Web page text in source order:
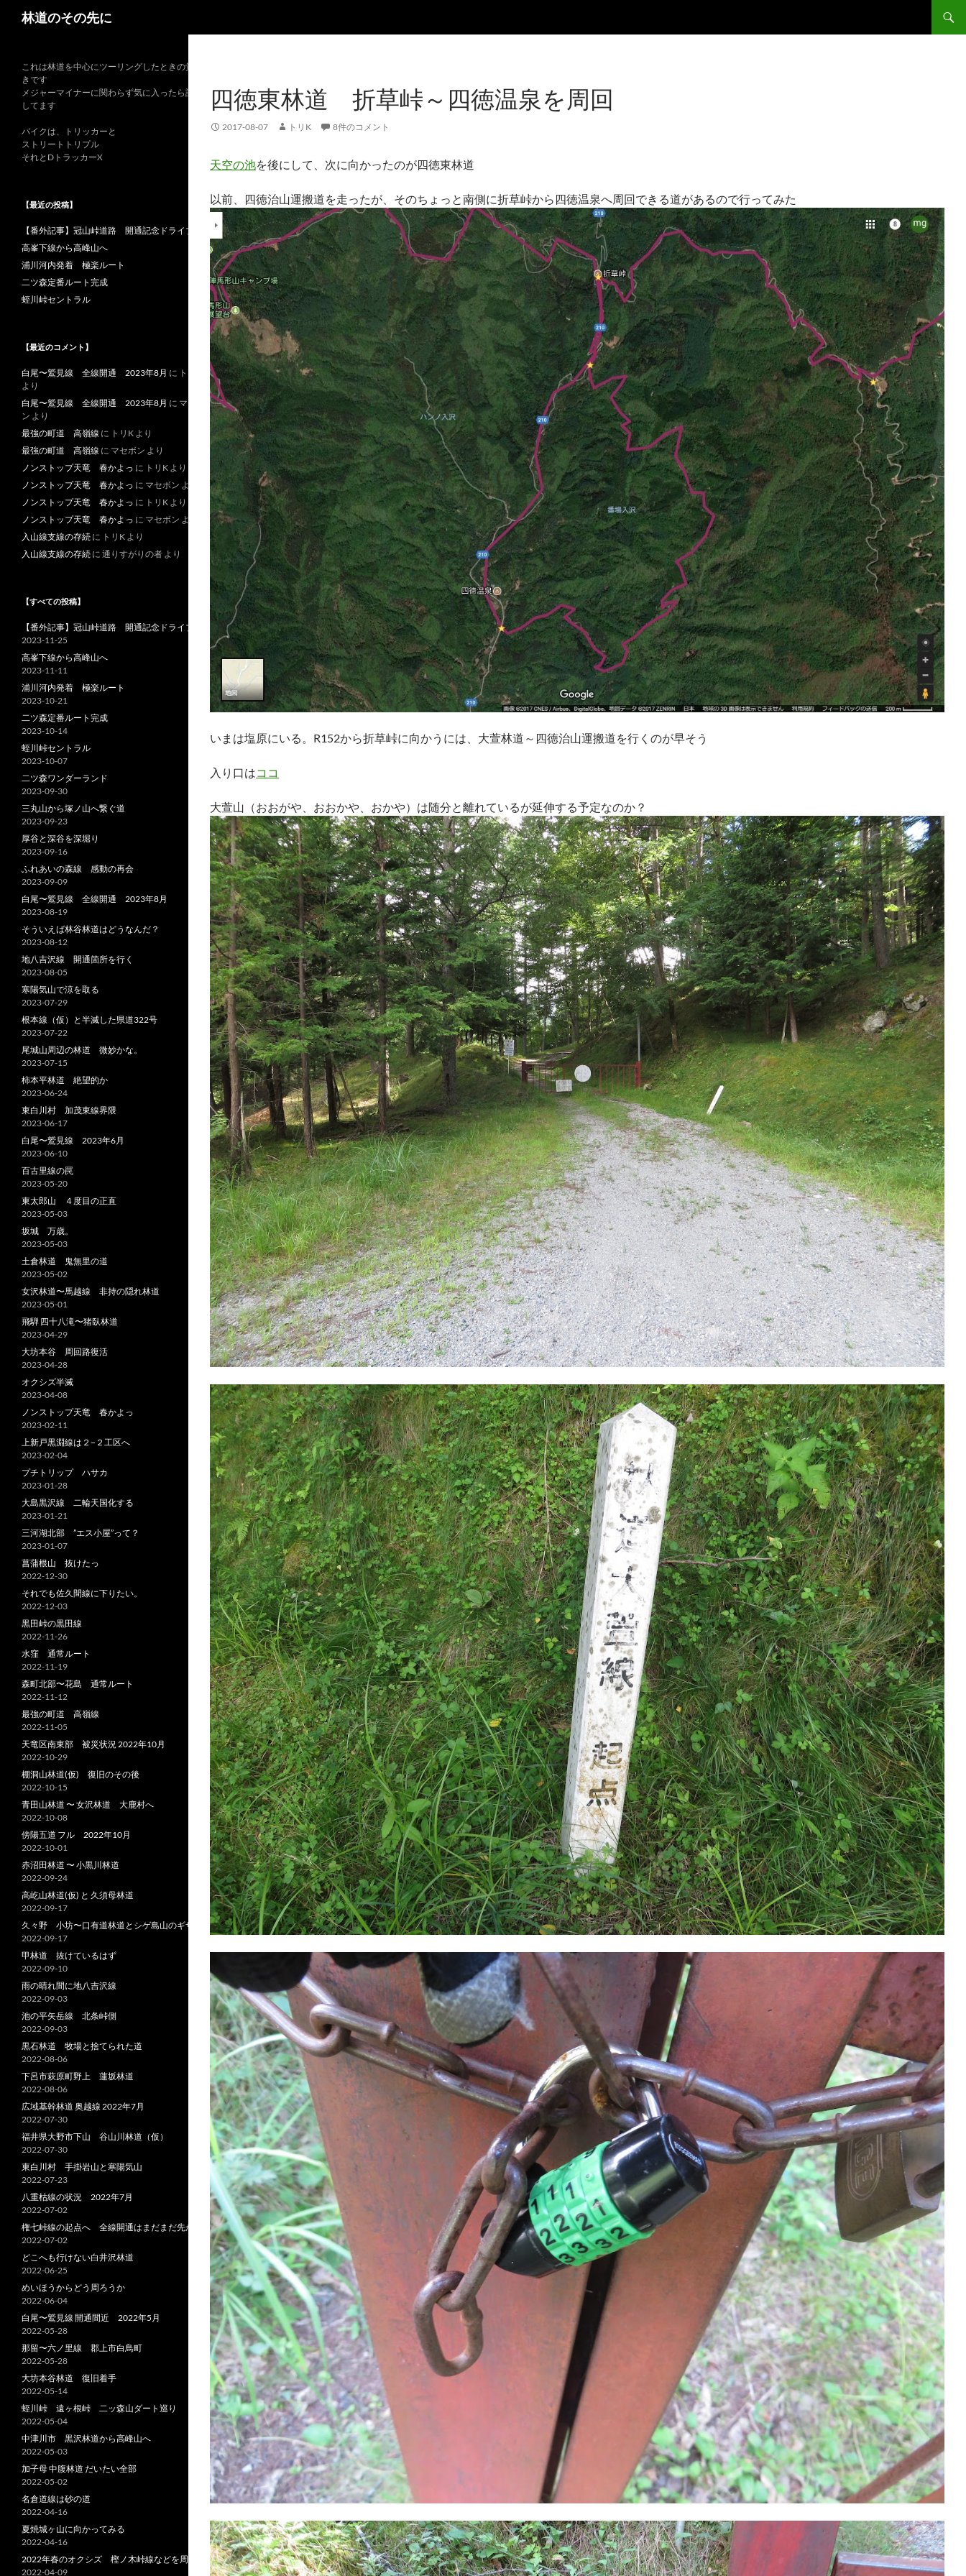
林道のその先に
四徳東林道 折草峠～四徳温泉を周回
2017-08-07 トリK 8件のコメント
天空の池を後にして、次に向かったのが四徳東林道
以前、四徳治山運搬道を走ったが、そのちょっと南側に折草峠から四徳温泉へ周回できる道があるので行ってみた
いまは塩原にいる。R152から折草峠に向かうには、大萱林道～四徳治山運搬道を行くのが早そう
入り口はココ
大萱山（おおがや、おおかや、おかや）は随分と離れているが延伸する予定なのか？
これは林道を中心にツーリングしたときの覚書
きです
メジャーマイナーに関わらず気に入ったら記録
してます
バイクは、トリッカーと
ストリートトリプル
それとDトラッカーX
【最近の投稿】
【番外記事】冠山峠道路 開通記念ドライブ
高峯下線から高峰山へ
浦川河内発着 極楽ルート
二ツ森定番ルート完成
蛭川峠セントラル
【最近のコメント】
白尾〜鷲見線 全線開通 2023年8月 に トリK
より
白尾〜鷲見線 全線開通 2023年8月 に マセボ
ン より
最強の町道 高嶺線 に トリK より
最強の町道 高嶺線 に マセボン より
ノンストップ天竜 春かよっ に トリK より
ノンストップ天竜 春かよっ に マセボン より
ノンストップ天竜 春かよっ に トリK より
ノンストップ天竜 春かよっ に マセボン より
入山線支線の存続 に トリK より
入山線支線の存続 に 通りすがりの者 より
【すべての投稿】
【番外記事】冠山峠道路 開通記念ドライブ
2023-11-25
高峯下線から高峰山へ
2023-11-11
浦川河内発着 極楽ルート
2023-10-21
二ツ森定番ルート完成
2023-10-14
蛭川峠セントラル
2023-10-07
二ツ森ワンダーランド
2023-09-30
三丸山から塚ノ山へ繋ぐ道
2023-09-23
厚谷と深谷を深堀り
2023-09-16
ふれあいの森線 感動の再会
2023-09-09
白尾〜鷲見線 全線開通 2023年8月
2023-08-19
そういえば林谷林道はどうなんだ？
2023-08-12
地八吉沢線 開通箇所を行く
2023-08-05
寒陽気山で涼を取る
2023-07-29
根本線（仮）と半滅した県道322号
2023-07-22
尾城山周辺の林道 微妙かな。
2023-07-15
柿本平林道 絶望的か
2023-06-24
東白川村 加茂東線界隈
2023-06-17
白尾〜鷲見線 2023年6月
2023-06-10
百古里線の罠
2023-05-20
東太郎山 ４度目の正直
2023-05-03
坂城 万歳。
2023-05-03
土倉林道 鬼無里の道
2023-05-02
女沢林道〜馬越線 非持の隠れ林道
2023-05-01
飛騨 四十八滝〜猪臥林道
2023-04-29
大坊本谷 周回路復活
2023-04-28
オクシズ半滅
2023-04-08
ノンストップ天竜 春かよっ
2023-02-11
上新戸黒淵線は２−２工区へ
2023-02-04
プチトリップ ハサカ
2023-01-28
大島黒沢線 二輪天国化する
2023-01-21
三河湖北部 ”エス小屋”って？
2023-01-07
菖蒲根山 抜けたっ
2022-12-30
それでも佐久間線に下りたい。
2022-12-03
黒田峠の黒田線
2022-11-26
水窪 通常ルート
2022-11-19
森町北部〜花島 通常ルート
2022-11-12
最強の町道 高嶺線
2022-11-05
天竜区南東部 被災状況 2022年10月
2022-10-29
棚洞山林道(仮) 復旧のその後
2022-10-15
青田山林道 〜 女沢林道 大鹿村へ
2022-10-08
傍陽五道 フル 2022年10月
2022-10-01
赤沼田林道 〜 小黒川林道
2022-09-24
高屹山林道(仮) と 久須母林道
2022-09-17
久々野 小坊〜口有道林道とシゲ島山のギザ
2022-09-17
甲林道 抜けているはず
2022-09-10
雨の晴れ間に地八吉沢線
2022-09-03
池の平矢岳線 北条峠側
2022-09-03
黒石林道 牧場と捨てられた道
2022-08-06
下呂市萩原町野上 蓮坂林道
2022-08-06
広域基幹林道 奥越線 2022年7月
2022-07-30
福井県大野市下山 谷山川林道（仮）
2022-07-30
東白川村 手掛岩山と寒陽気山
2022-07-23
八重枯線の状況 2022年7月
2022-07-02
権七峠線の起点へ 全線開通はまだまだ先か
2022-07-02
どこへも行けない白井沢林道
2022-06-25
めいほうからどう周ろうか
2022-06-04
白尾〜鷲見線 開通間近 2022年5月
2022-05-28
那留〜六ノ里線 郡上市白鳥町
2022-05-28
大坊本谷林道 復旧着手
2022-05-14
蛭川峠 遠ヶ根峠 二ッ森山ダート巡り
2022-05-04
中津川市 黒沢林道から高峰山へ
2022-05-03
加子母 中腹林道 だいたい全部
2022-05-02
名倉道線は砂の道
2022-04-16
夏焼城ヶ山に向かってみる
2022-04-16
2022年春のオクシズ 樫ノ木峠線などを周る
2022-04-09